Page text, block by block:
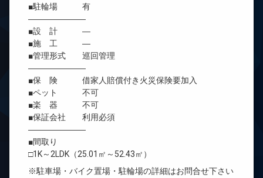
■駐輪場 有
―――――――
■設 計 ―
■施 工 ―
■管理形式 巡回管理
―――――――
■保 険 借家人賠償付き火災保険要加入
■ペット 不可
■楽 器 不可
■保証会社 利用必須
―――――――
■間取り
□1K～2LDK（25.01㎡～52.43㎡）
※駐車場・バイク置場・駐輪場の詳細はお問合せ下さい